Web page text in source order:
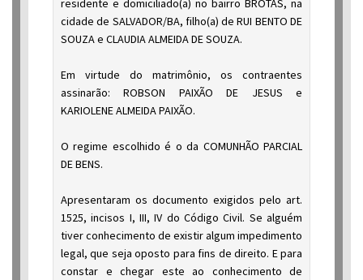
cidade de SALVADOR/BA, filho(a) de RUI BENTO DE
SOUZA e CLAUDIA ALMEIDA DE SOUZA.
Em virtude do matrimônio, os contraentes
assinarão: ROBSON PAIXÃO DE JESUS e
KARIOLENE ALMEIDA PAIXÃO.
O regime escolhido é o da COMUNHÃO PARCIAL
DE BENS.
Apresentaram os documento exigidos pelo art.
1525, incisos I, III, IV do Código Civil. Se alguém
tiver conhecimento de existir algum impedimento
legal, que seja oposto para fins de direito. E para
constar e chegar este ao conhecimento de